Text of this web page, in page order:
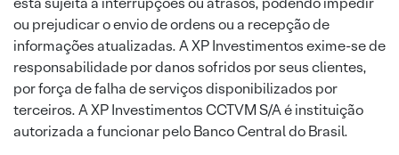
ou prejudicar o envio de ordens ou a recepção de
informações atualizadas. A XP Investimentos exime-se de
responsabilidade por danos sofridos por seus clientes,
por força de falha de serviços disponibilizados por
terceiros. A XP Investimentos CCTVM S/A é instituição
autorizada a funcionar pelo Banco Central do Brasil.